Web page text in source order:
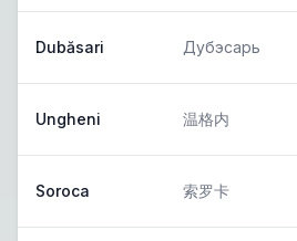
Dubăsari Дубэсарь
Ungheni 温格内
Soroca 索罗卡